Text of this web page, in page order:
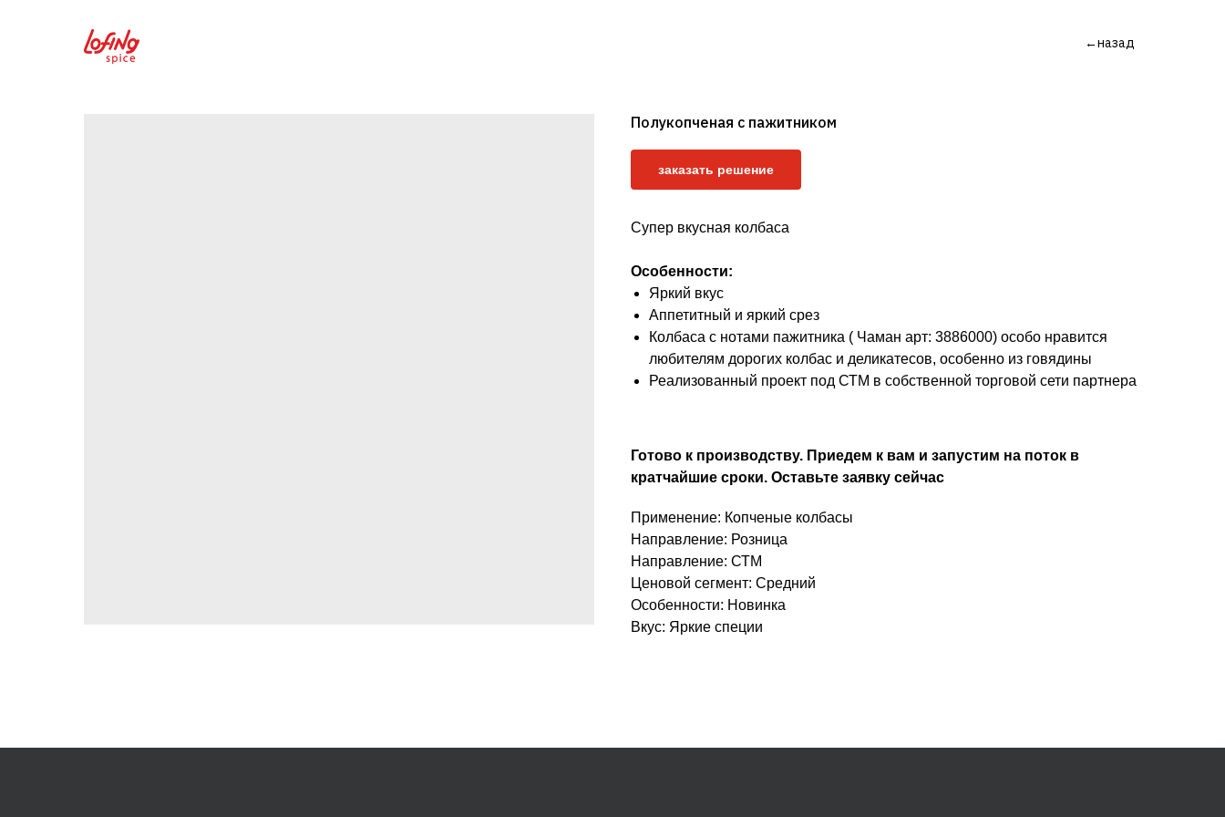
←назад
Полукопченая с пажитником
заказать решение
Супер вкусная колбаса
Особенности:
Яркий вкус
Аппетитный и яркий срез
Колбаса с нотами пажитника ( Чаман арт: 3886000) особо нравится
любителям дорогих колбас и деликатесов, особенно из говядины
Реализованный проект под СТМ в собственной торговой сети партнера
Готово к производству. Приедем к вам и запустим на поток в
кратчайшие сроки. Оставьте заявку сейчас
Применение: Копченые колбасы
Направление: Розница
Направление: СТМ
Ценовой сегмент: Средний
Особенности: Новинка
Вкус: Яркие специи